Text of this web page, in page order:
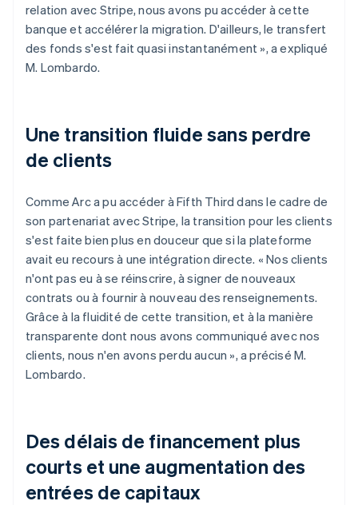
relation avec Stripe, nous avons pu accéder à cette
banque et accélérer la migration. D'ailleurs, le transfert
des fonds s'est fait quasi instantanément », a expliqué
M. Lombardo.
Une transition fluide sans perdre
de clients
Comme Arc a pu accéder à Fifth Third dans le cadre de
son partenariat avec Stripe, la transition pour les clients
s'est faite bien plus en douceur que si la plateforme
avait eu recours à une intégration directe. « Nos clients
n'ont pas eu à se réinscrire, à signer de nouveaux
contrats ou à fournir à nouveau des renseignements.
Grâce à la fluidité de cette transition, et à la manière
transparente dont nous avons communiqué avec nos
clients, nous n'en avons perdu aucun », a précisé M.
Lombardo.
Des délais de financement plus
courts et une augmentation des
entrées de capitaux